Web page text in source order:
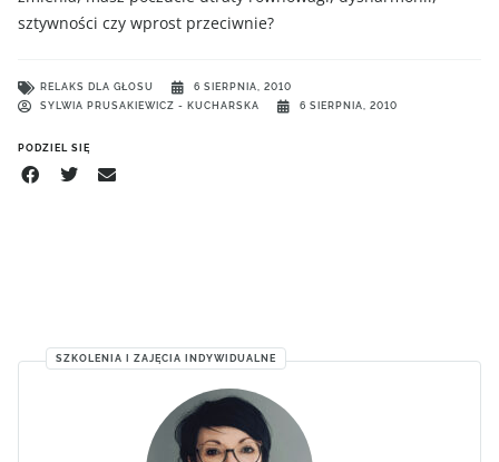
sztywności czy wprost przeciwnie?
RELAKS DLA GŁOSU
6 SIERPNIA, 2010
SYLWIA PRUSAKIEWICZ - KUCHARSKA
6 SIERPNIA, 2010
PODZIEL SIĘ
SZKOLENIA I ZAJĘCIA INDYWIDUALNE